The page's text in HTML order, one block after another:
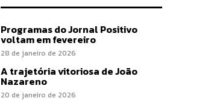
Programas do Jornal Positivo
voltam em fevereiro
28 de janeiro de 2026
A trajetória vitoriosa de João
Nazareno
20 de janeiro de 2026